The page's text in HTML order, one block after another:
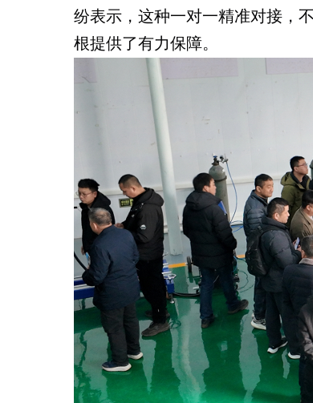
纷表示，这种一对一精准对接，
根提供了有力保障。